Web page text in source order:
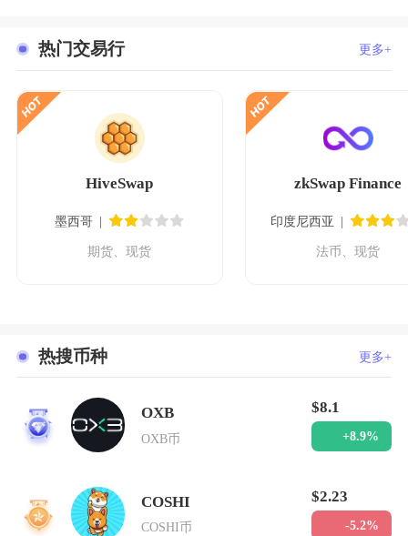
热门交易行 更多+
HiveSwap
墨西哥
期货、现货
zkSwap Finance
印度尼西亚
法币、现货
热搜币种 更多+
1
OXB
OXB币
$8.1
+8.9%
2
COSHI
COSHI币
$2.23
-5.2%